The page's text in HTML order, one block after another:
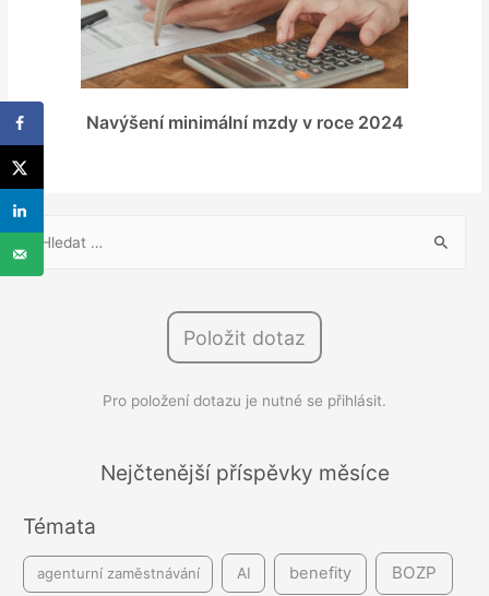
Navýšení minimální mzdy v roce 2024
y
í
Položit dotaz
Pro položení dotazu je nutné se přihlásit.
Nejčtenější příspěvky měsíce
Témata
agenturní zaměstnávání AI benefity BOZP